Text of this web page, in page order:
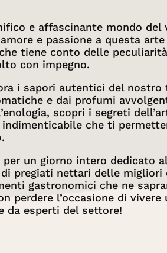
e affascinante mondo
e passione a questa
tiene conto delle
con impegno.
i sapori autentici del
e dai profumi
scopri i segreti
indimenticabile che ti
per un giorno intero dedicato
di pregiati nettari delle
gastronomici che ne
perdere l’occasione di
da esperti del settore!